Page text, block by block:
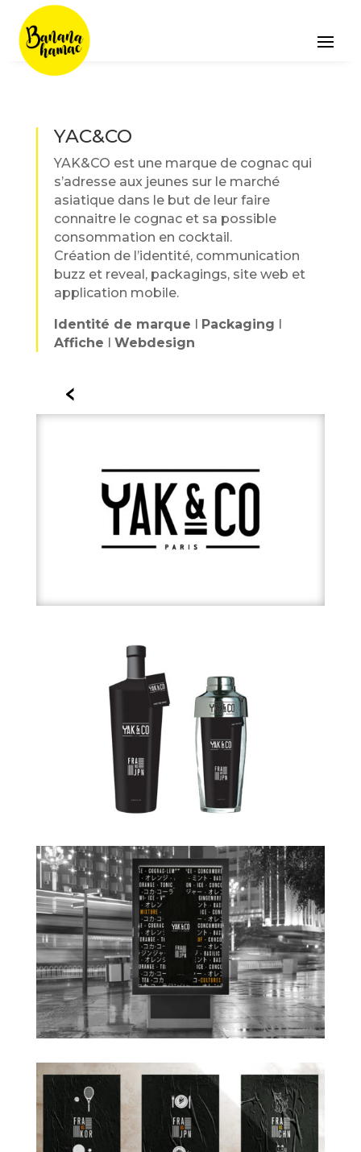
YAC&CO
YAK&CO est une marque de cognac qui
s’adresse aux jeunes sur le marché
asiatique dans le but de leur faire
connaitre le cognac et sa possible
consommation en cocktail.
Création de l’identité, communication
buzz et reveal, packagings, site web et
application mobile.
Identité de marque I Packaging I
Affiche I Webdesign